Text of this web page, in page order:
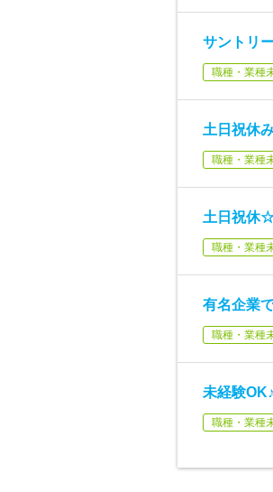
サントリ
職種・業種
土日祝休
職種・業種
土日祝休
職種・業種
有名企業
職種・業種
未経験
職種・業種